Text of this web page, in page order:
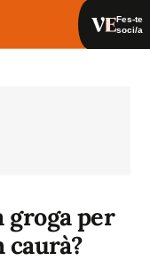
Fes-te
soci/a
groga per
caurà?